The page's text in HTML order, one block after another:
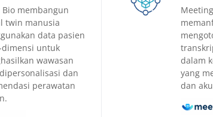
Bio membangun
twin manusia
data pasien
untuk
wawasan
dan
perawatan
dalam
yang
dan